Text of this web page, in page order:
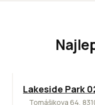
ODPORÚČAME
Lakeside Park
Tomášikova 64,